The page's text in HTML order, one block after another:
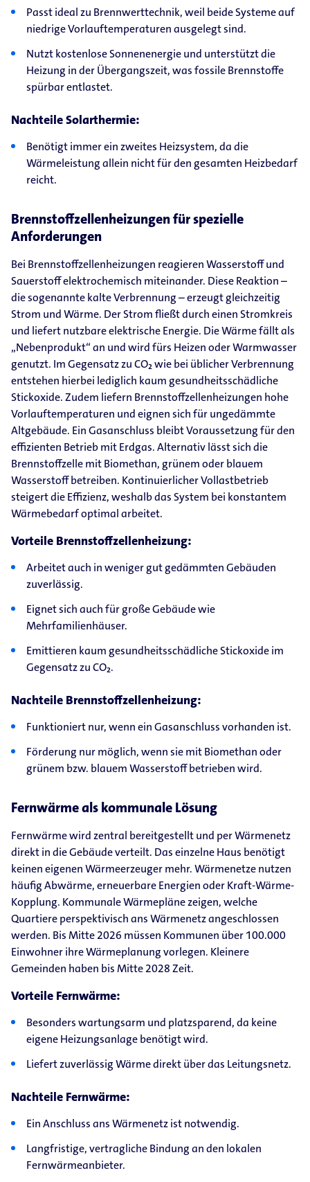
Passt ideal zu Brennwerttechnik, weil beide Systeme auf
niedrige Vorlauftemperaturen ausgelegt sind.
Nutzt kostenlose Sonnenenergie und unterstützt die
Heizung in der Übergangszeit, was fossile Brennstoffe
spürbar entlastet.
Nachteile Solarthermie:
Benötigt immer ein zweites Heizsystem, da die
Wärmeleistung allein nicht für den gesamten Heizbedarf
reicht.
Brennstoffzellenheizungen für spezielle
Anforderungen
Bei Brennstoffzellenheizungen reagieren Wasserstoff und
Sauerstoff elektrochemisch miteinander. Diese Reaktion –
die sogenannte kalte Verbrennung – erzeugt gleichzeitig
Strom und Wärme. Der Strom fließt durch einen Stromkreis
und liefert nutzbare elektrische Energie. Die Wärme fällt als
„Nebenprodukt“ an und wird fürs Heizen oder Warmwasser
genutzt. Im Gegensatz zu CO₂wie bei üblicherVerbrennung
entstehen hierbei lediglich kaum gesundheitsschädliche
Stickoxide. Zudem liefern Brennstoffzellenheizungen hohe
Vorlauftemperaturen und eignen sich für ungedämmte
Altgebäude. Ein Gasanschluss bleibt Voraussetzung für den
effizienten Betrieb mit Erdgas. Alternativ lässt sich die
Brennstoffzelle mit Biomethan, grünem oder blauem
Wasserstoff betreiben. Kontinuierlicher Vollastbetrieb
steigert die Effizienz, weshalb das System bei konstantem
Wärmebedarf optimal arbeitet.
Vorteile Brennstoffzellenheizung:
Arbeitet auch in weniger gut gedämmten Gebäuden
zuverlässig.
Eignet sich auch für große Gebäude wie
Mehrfamilienhäuser.
Emittieren kaum gesundheitsschädliche Stickoxide im
Gegensatz zu CO₂.
Nachteile Brennstoffzellenheizung:
Funktioniert nur, wenn ein Gasanschluss vorhanden ist.
Förderung nur möglich, wenn sie mit Biomethan oder
grünem bzw. blauem Wasserstoff betrieben wird.
Fernwärme als kommunale Lösung
Fernwärme wird zentral bereitgestellt und per Wärmenetz
direkt in die Gebäude verteilt. Das einzelne Haus benötigt
keinen eigenen Wärmeerzeuger mehr. Wärmenetze nutzen
häufig Abwärme, erneuerbare Energien oder Kraft-Wärme-
Kopplung. Kommunale Wärmepläne zeigen, welche
Quartiere perspektivisch ans Wärmenetz angeschlossen
werden. Bis Mitte 2026 müssen Kommunen über 100.000
Einwohner ihre Wärmeplanung vorlegen. Kleinere
Gemeinden haben bis Mitte 2028 Zeit.
Vorteile Fernwärme:
Besonders wartungsarm und platzsparend, da keine
eigene Heizungsanlage benötigt wird.
Liefert zuverlässig Wärme direkt über das Leitungsnetz.
Nachteile Fernwärme:
Ein Anschluss ans Wärmenetz ist notwendig.
Langfristige, vertragliche Bindung an den lokalen
Fernwärmeanbieter.